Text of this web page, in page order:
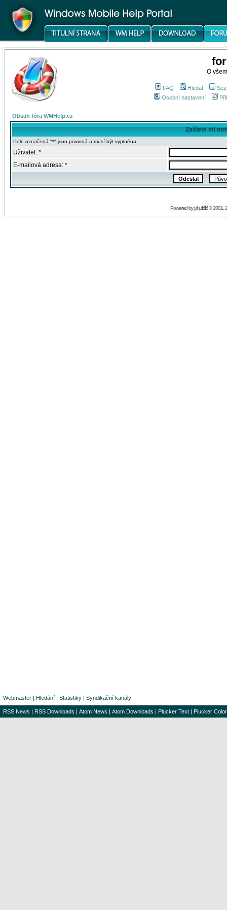
O
FAQ Hledat
Osobní nastavení
Obsah fóra WMHelp.cz
Zašlete mi
Pole označená "*" jsou povinná a musí být vyplněna
Uživatel: *
E-mailová adresa: *
Powered byphpBB© 2001,
Webmaster | Hledání | Statistiky | Syndikační kanály
RSS News | RSS Downloads | Atom News | Atom Downloads | Plucker Text | Plucker Color